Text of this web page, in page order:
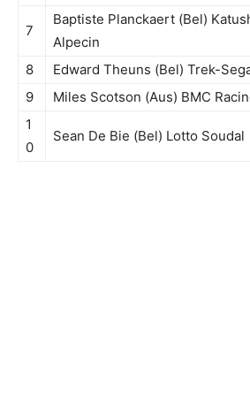
7
Baptiste Planckaert (Bel)
Alpecin
8
Edward Theuns (Bel) Trek-
9
Miles Scotson (Aus) BMC
1
0
Sean De Bie (Bel) Lotto Soudal